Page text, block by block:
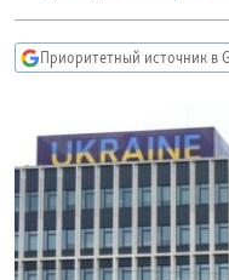
Вернутся
поиску
СЕВЕР.РЕАЛИИ
РАСПИСАНИЕ
ПОДПИШИТЕСЬ НА
СОЦИАЛЬНЫЕ СЕТИ
Приоритетный источник в